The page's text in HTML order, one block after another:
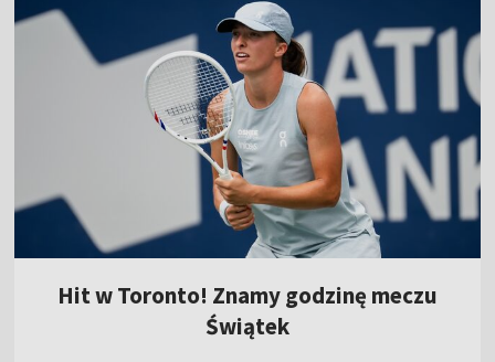
Hit w Toronto! Znamy godzinę meczu
Świątek